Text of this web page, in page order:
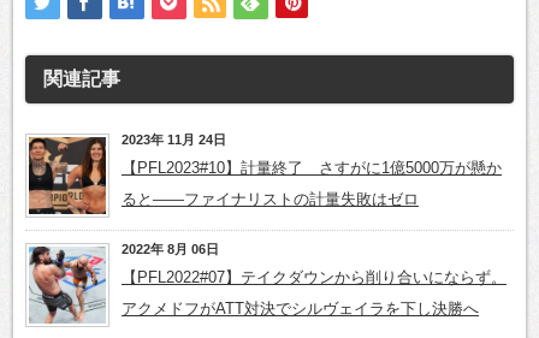
関連記事
2023年 11月 24日
【PFL2023#10】計量終了 さすがに1億5000万が懸か
ると――ファイナリストの計量失敗はゼロ
2022年 8月 06日
【PFL2022#07】テイクダウンから削り合いにならず。
アクメドフがATT対決でシルヴェイラを下し決勝へ